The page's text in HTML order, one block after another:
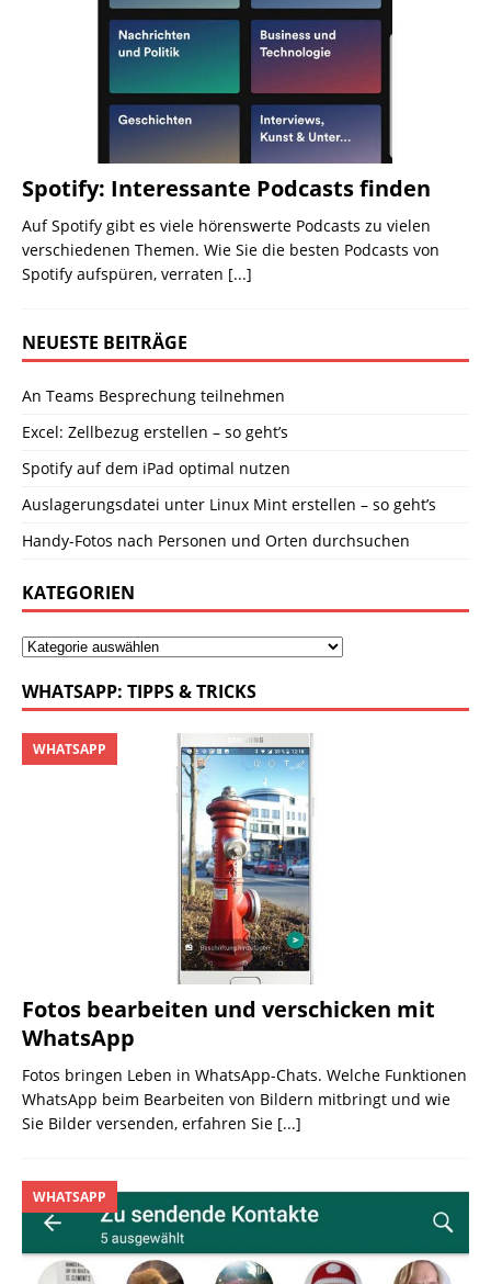
Spotify: Interessante Podcasts finden
Auf Spotify gibt es viele hörenswerte Podcasts zu vielen
verschiedenen Themen. Wie Sie die besten Podcasts von
Spotify aufspüren, verraten [...]
NEUESTE BEITRÄGE
An Teams Besprechung teilnehmen
Excel: Zellbezug erstellen – so geht’s
Spotify auf dem iPad optimal nutzen
Auslagerungsdatei unter Linux Mint erstellen – so geht’s
Handy-Fotos nach Personen und Orten durchsuchen
KATEGORIEN
WHATSAPP: TIPPS & TRICKS
Fotos bearbeiten und verschicken mit
WhatsApp
WHATSAPP
Fotos bringen Leben in WhatsApp-Chats. Welche Funktionen
WhatsApp beim Bearbeiten von Bildern mitbringt und wie
Sie Bilder versenden, erfahren Sie [...]
WHATSAPP